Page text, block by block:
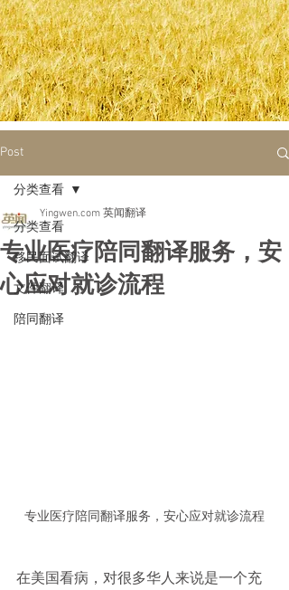
Post
分类查看
移民面试翻译
文件翻译
陪同翻译
分类查看
专业医疗陪同翻译服务，安
心应对就诊流程
Yingwen.com 英闻翻译
专业医疗陪同翻译服务，安心应对就诊流程
在美国看病，对很多华人来说是一个充